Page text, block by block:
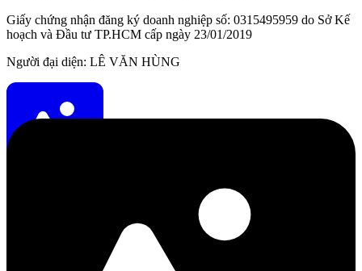
Giấy chứng nhận đăng ký doanh nghiệp số: 0315495959 do Sở Kế
hoạch và Đầu tư TP.HCM cấp ngày 23/01/2019
Người đại diện: LÊ VĂN HÙNG